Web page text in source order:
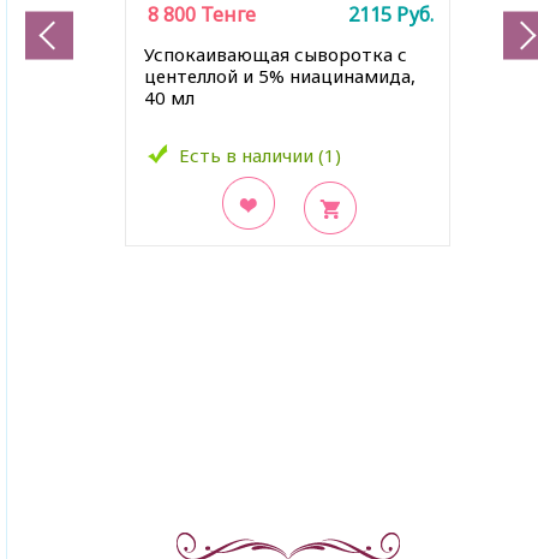
Успокаивающая сыворотка с
центеллой и 5% ниацинамида,
40 мл
Есть в наличии (1)
8 800 Тенге 2115 Руб.